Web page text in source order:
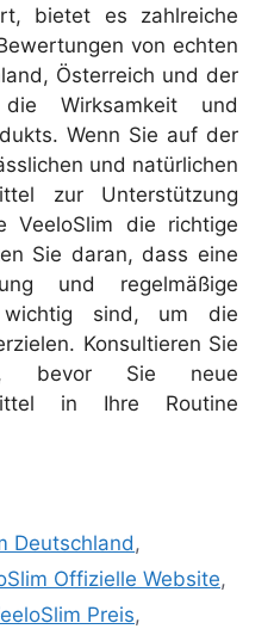
bietet es zahlreiche
von echten
Österreich und der
Wirksamkeit und
Wenn Sie auf der
und natürlichen
zur Unterstützung
VeeloSlim die richtige
Sie daran, dass eine
und regelmäßige
wichtig sind, um die
Konsultieren Sie
bevor Sie neue
in Ihre Routine
Deutschland,
Offizielle Website,
Preis,